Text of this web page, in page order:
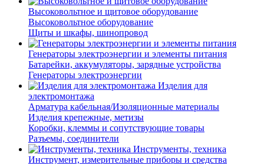
Высоковольтное и щитовое оборудование
Высоковольтное оборудование
Щиты и шкафы, шинопровод
Генераторы электроэнергии и элементы питания
Батарейки, аккумуляторы, зарядные устройства
Генераторы электроэнергии
Изделия для
электромонтажа
Арматура кабельная/Изоляционные материалы
Изделия крепежные, метизы
Коробки, клеммы и сопутствующие товары
Разъемы, соединители
Инструменты, техника
Инструмент, измерительные приборы и средства